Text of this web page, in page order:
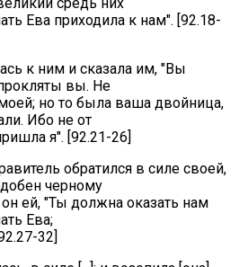
средь них
Ева приходила к нам". [92.18-
к ним и сказала им, "Вы
вы. Не
но то была ваша двойница,
Ибо не от
я". [92.21-26]
обратился в силе своей,
черному
он ей, "Ты должна оказать нам
Ева;
32]